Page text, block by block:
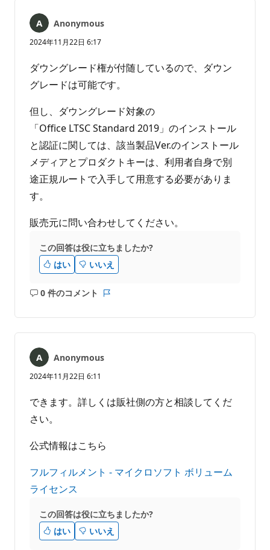
Anonymous
2024年11月22日 6:17
ダウングレード権が付随しているので、ダウン
グレードは可能です。
但し、ダウングレード対象の
「Office LTSC Standard 2019」のインストール
と認証に関しては、該当製品Ver.のインストール
メディアとプロダクトキーは、利用者自身で別
途正規ルートで入手して用意する必要がありま
す。
販売元に問い合わせしてください。
この回答は役に立ちましたか?
はい
いいえ
0 件のコメント
コ
ト
あ
り
せ
ト
Anonymous
2024年11月22日 6:11
できます。詳しくは販社側の方と相談してくだ
さい。
公式情報はこちら
フルフィルメント - マイクロソフト ボリューム
ライセンス
この回答は役に立ちましたか?
はい
いいえ